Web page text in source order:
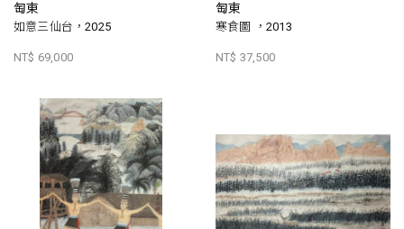
匋東
如意三仙台，2025
NT$ 69,000
匋東
寒食圖 ，2013
NT$ 37,500